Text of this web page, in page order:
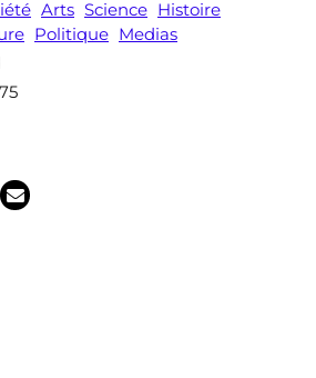
Arts Science Histoire
Politique Medias